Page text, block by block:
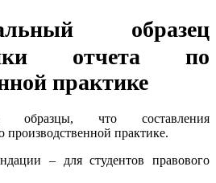
образец
отчета по
практике
образцы, что составления
производственной практике.
– для студентов правового